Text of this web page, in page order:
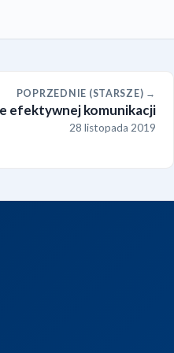
POPRZEDNIE (STARSZE) →
efektywnej komunikacji
28 listopada 2019